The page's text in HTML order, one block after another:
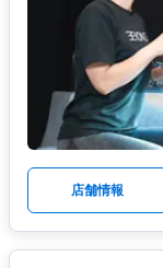
店舗情報